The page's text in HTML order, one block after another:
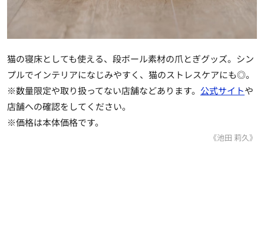
猫の寝床としても使える、段ボール素材の爪とぎグッズ。シン
プルでインテリアになじみやすく、猫のストレスケアにも◎。
※数量限定や取り扱ってない店舗などあります。 公式サイトや
店舗への確認をしてください。
※価格は本体価格です。
《池田 莉久》